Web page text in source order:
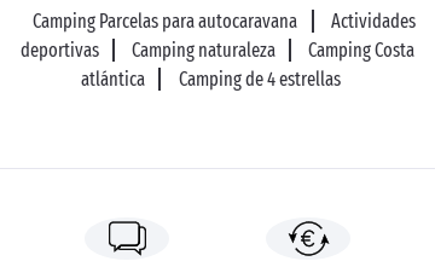
Camping Parcelas para autocaravana
Actividades
deportivas
Camping naturaleza
Camping Costa
atlántica
Camping de 4 estrellas